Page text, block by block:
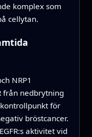
komplex som
cellytan.
NRP1
från nedbrytning
för
bröstcancer.
aktivitet vid